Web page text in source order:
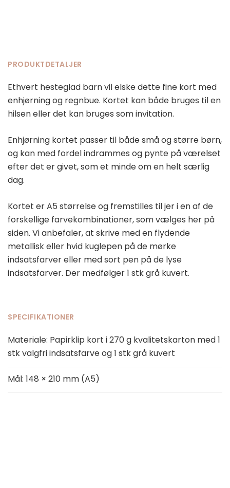
PRODUKTDETALJER
Ethvert hesteglad barn vil elske dette fine kort med
enhjørning og regnbue. Kortet kan både bruges til en
hilsen eller det kan bruges som invitation.
Enhjørning kortet passer til både små og større børn,
og kan med fordel indrammes og pynte på værelset
efter det er givet, som et minde om en helt særlig
dag.
Kortet er A5 størrelse og fremstilles til jer i en af de
forskellige farvekombinationer, som vælges her på
siden. Vi anbefaler, at skrive med en flydende
metallisk eller hvid kuglepen på de mørke
indsatsfarver eller med sort pen på de lyse
indsatsfarver. Der medfølger 1 stk grå kuvert.
SPECIFIKATIONER
Materiale: Papirklip kort i 270 g kvalitetskarton med 1
stk valgfri indsatsfarve og 1 stk grå kuvert
Mål: 148 × 210 mm (A5)